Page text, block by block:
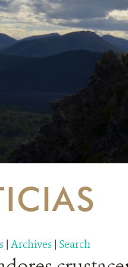
| Archives | Search